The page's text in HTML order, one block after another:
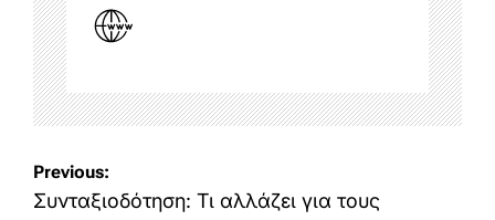
Post
navigation
Previous:
Συνταξιοδότηση: Τι αλλάζει για τους